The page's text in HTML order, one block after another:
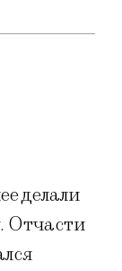
делали
Отчасти